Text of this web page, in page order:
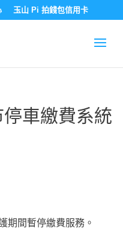
玉山 Pi 拍錢包信用卡
車繳費系統
期間暫停繳費服務。